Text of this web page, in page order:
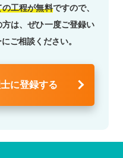
工程が無料ですので、
は、ぜひ一度ご登録い
ご相談ください。
に登録する